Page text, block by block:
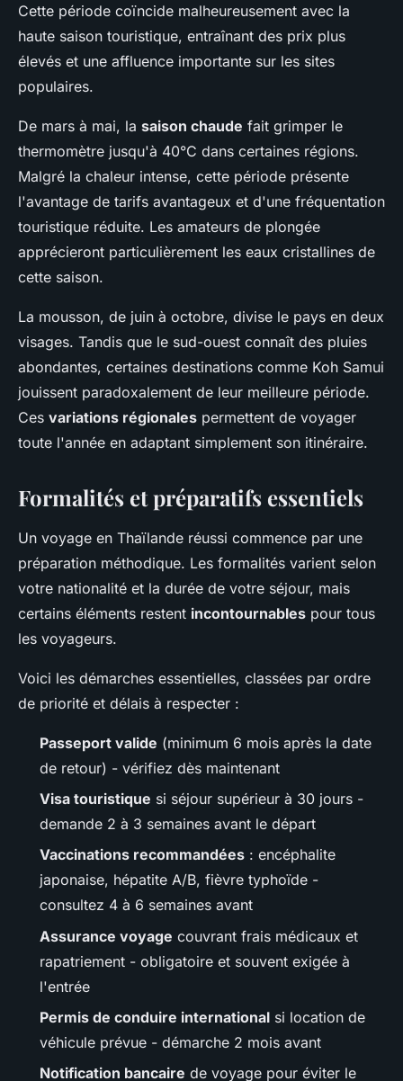
Cette période coïncide malheureusement avec la
haute saison touristique, entraînant des prix plus
élevés et une affluence importante sur les sites
populaires.
De mars à mai, la saison chaude fait grimper le
thermomètre jusqu'à 40°C dans certaines régions.
Malgré la chaleur intense, cette période présente
l'avantage de tarifs avantageux et d'une fréquentation
touristique réduite. Les amateurs de plongée
apprécieront particulièrement les eaux cristallines de
cette saison.
La mousson, de juin à octobre, divise le pays en deux
visages. Tandis que le sud-ouest connaît des pluies
abondantes, certaines destinations comme Koh Samui
jouissent paradoxalement de leur meilleure période.
Ces variations régionales permettent de voyager
toute l'année en adaptant simplement son itinéraire.
Formalités et préparatifs essentiels
Un voyage en Thaïlande réussi commence par une
préparation méthodique. Les formalités varient selon
votre nationalité et la durée de votre séjour, mais
certains éléments restent incontournables pour tous
les voyageurs.
Voici les démarches essentielles, classées par ordre
de priorité et délais à respecter :
Passeport valide (minimum 6 mois après la date
de retour) - vérifiez dès maintenant
Visa touristique si séjour supérieur à 30 jours -
demande 2 à 3 semaines avant le départ
Vaccinations recommandées : encéphalite
japonaise, hépatite A/B, fièvre typhoïde -
consultez 4 à 6 semaines avant
Assurance voyage couvrant frais médicaux et
rapatriement - obligatoire et souvent exigée à
l'entrée
Permis de conduire international si location de
véhicule prévue - démarche 2 mois avant
Notification bancaire de voyage pour éviter le